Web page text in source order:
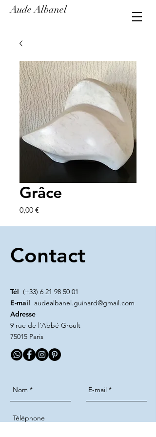
Aude Albanel
Grâce
0,00 €
Contact
Tél (+33) 6 21 98 50 01
E-mail audealbanel.guinard@gmail.com
Adresse
9 rue de l’Abbé Groult
75015 Paris